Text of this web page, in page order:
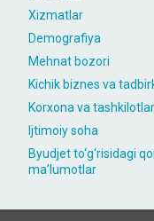
Xizmatlar
Demografiya
Mehnat bozori
Kichik biznes va
Korxona va
Ijtimoiy soha
Byudjet to‘g‘risidagi
maʼlumotlar